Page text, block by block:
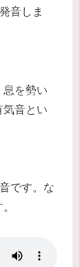
音しま
息を勢い
気音とい
です。な